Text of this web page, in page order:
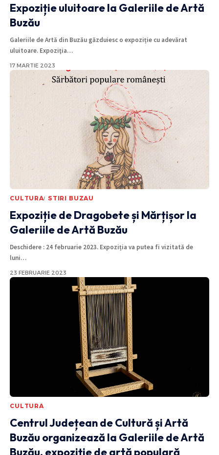
Expoziție uluitoare la Galeriile de Artă
Buzău
Galeriile de Artă din Buzău găzduiesc o expoziție cu adevărat
uluitoare. Expoziţia…
17 MARTIE 2023
CULTURA STIRI BUZAU
Expoziție de Dragobete și Mărțișor la
Galeriile de Artă Buzău
Deschidere : 24 februarie 2023. Expoziția va putea fi vizitată de
luni…
23 FEBRUARIE 2023
CULTURA
Centrul Județean de Cultură și Artă
Buzău organizează la Galeriile de Artă
Buzău, expoziție de artă populară